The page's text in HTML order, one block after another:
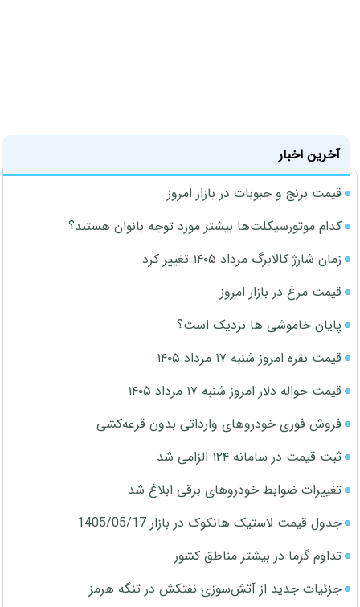
آخرین اخبار
قیمت برنج و حبوبات در بازار امروز
کدام موتورسیکلت‌ها بیشتر مورد توجه بانوان هستند؟
زمان شارژ کالابرگ مرداد ۱۴۰۵ تغییر کرد
قیمت مرغ در بازار امروز
پایان خاموشی ها نزدیک است؟
قیمت نقره امروز شنبه ۱۷ مرداد ۱۴۰۵
قیمت حواله دلار امروز شنبه ۱۷ مرداد ۱۴۰۵
فروش فوری خودروهای وارداتی بدون قرعه‌کشی
ثبت قیمت در سامانه ۱۲۴ الزامی شد
تغییرات ضوابط خودروهای برقی ابلاغ شد
جدول قیمت لاستیک هانکوک در بازار 1405/05/17
تداوم گرما در بیشتر مناطق کشور
جزئیات جدید از آتش‌سوزی نفتکش در تنگه هرمز